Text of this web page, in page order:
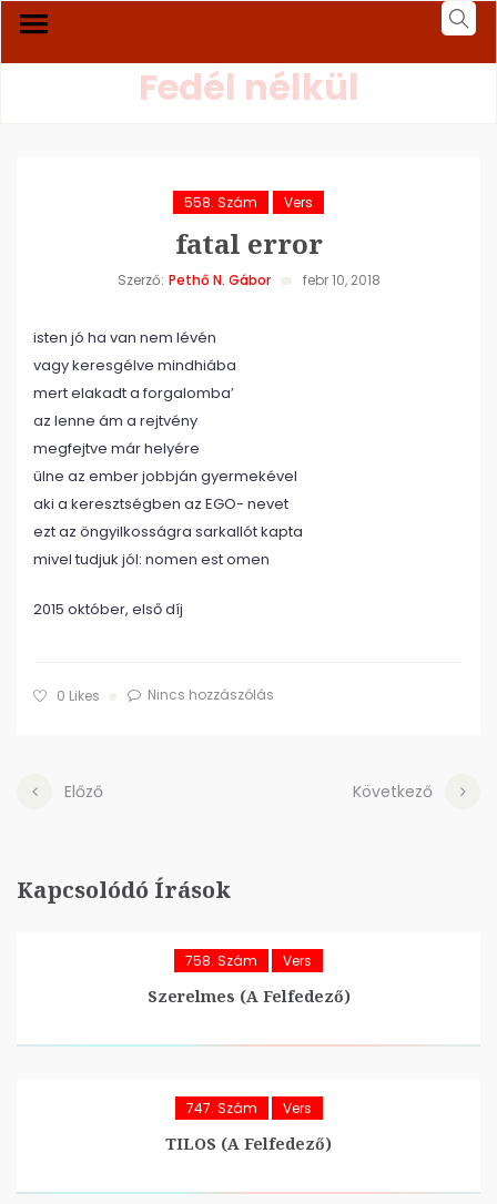
Fedél nélkül
558. Szám Vers
fatal error
Szerző: Pethő N. Gábor febr 10, 2018
isten jó ha van nem lévén
vagy keresgélve mindhiába
mert elakadt a forgalomba’
az lenne ám a rejtvény
megfejtve már helyére
ülne az ember jobbján gyermekével
aki a keresztségben az EGO- nevet
ezt az öngyilkosságra sarkallót kapta
mivel tudjuk jól: nomen est omen
2015 október, első díj
0 Likes Nincs hozzászólás
Előző Következő
Kapcsolódó Írások
758. Szám Vers
Szerelmes (A Felfedező)
747. Szám Vers
TILOS (A Felfedező)